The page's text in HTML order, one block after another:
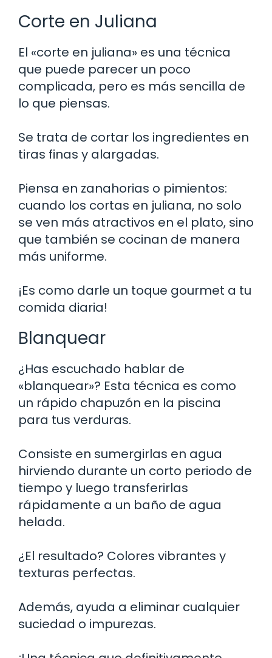
Corte en Juliana
El «corte en juliana» es una técnica
que puede parecer un poco
complicada, pero es más sencilla de
lo que piensas.
Se trata de cortar los ingredientes en
tiras finas y alargadas.
Piensa en zanahorias o pimientos:
cuando los cortas en juliana, no solo
se ven más atractivos en el plato, sino
que también se cocinan de manera
más uniforme.
¡Es como darle un toque gourmet a tu
comida diaria!
Blanquear
¿Has escuchado hablar de
«blanquear»? Esta técnica es como
un rápido chapuzón en la piscina
para tus verduras.
Consiste en sumergirlas en agua
hirviendo durante un corto periodo de
tiempo y luego transferirlas
rápidamente a un baño de agua
helada.
¿El resultado? Colores vibrantes y
texturas perfectas.
Además, ayuda a eliminar cualquier
suciedad o impurezas.